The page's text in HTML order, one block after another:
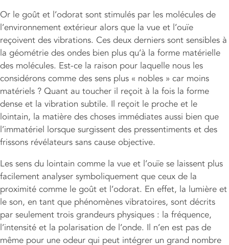
Or le goût et l’odorat sont stimulés par les molécules de
l’environnement extérieur alors que la vue et l’ouïe
reçoivent des vibrations. Ces deux derniers sont sensibles à
la géométrie des ondes bien plus qu’à la forme matérielle
des molécules. Est-ce la raison pour laquelle nous les
considérons comme des sens plus « nobles » car moins
matériels ? Quant au toucher il reçoit à la fois la forme
dense et la vibration subtile. Il reçoit le proche et le
lointain, la matière des choses immédiates aussi bien que
l’immatériel lorsque surgissent des pressentiments et des
frissons révélateurs sans cause objective.
Les sens du lointain comme la vue et l’ouïe se laissent plus
facilement analyser symboliquement que ceux de la
proximité comme le goût et l’odorat. En effet, la lumière et
le son, en tant que phénomènes vibratoires, sont décrits
par seulement trois grandeurs physiques : la fréquence,
l’intensité et la polarisation de l’onde. Il n’en est pas de
même pour une odeur qui peut intégrer un grand nombre